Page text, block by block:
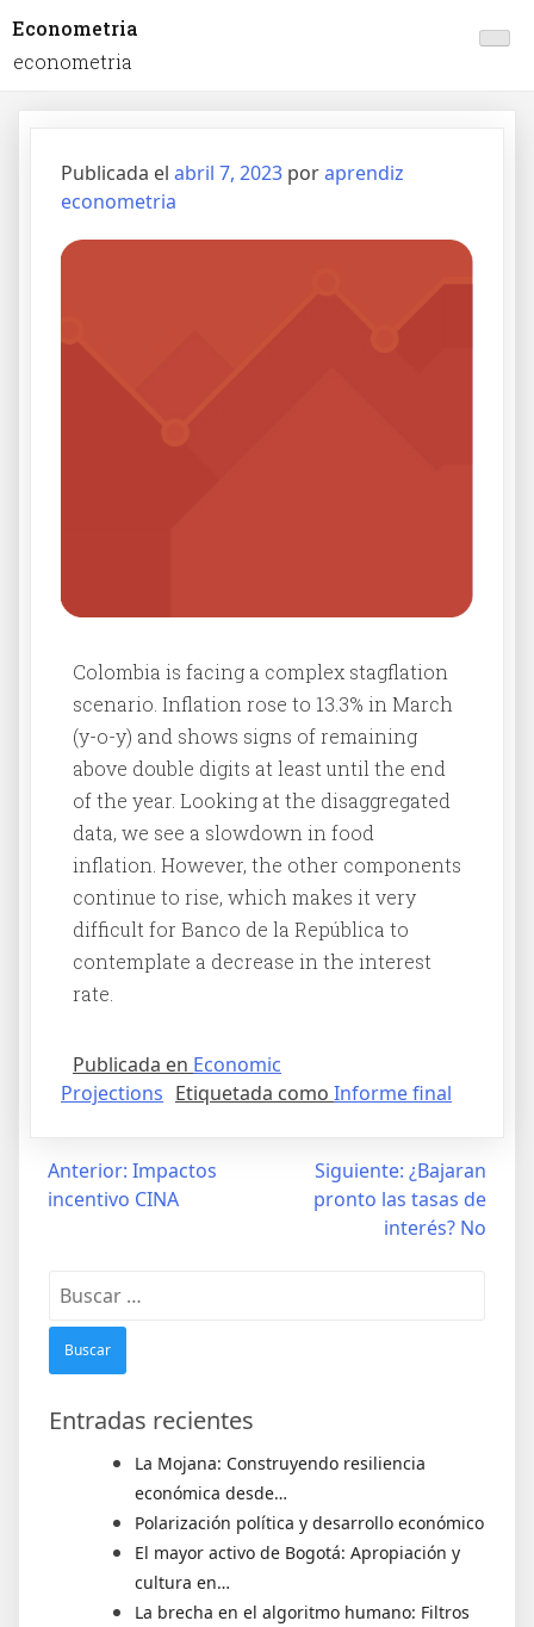
Econometria
econometria
Publicada el abril 7, 2023 poraprendiz
econometria
Colombia is facing a complex stagflation
scenario. Inflation rose to 13.3% in March
(y-o-y) and shows signs of remaining
above double digits at least until the end
of the year. Looking at the disaggregated
data, we see a slowdown in food
inflation. However, the other components
continue to rise, which makes it very
difficult for Banco de la República to
contemplate a decrease in the interest
rate.
Publicada en Economic
Projections Etiquetada como Informe final
Anterior: Impactos
incentivo CINA
Siguiente: ¿Bajaran
pronto las tasas de
interés? No
Entradas recientes
La Mojana: Construyendo resiliencia
económica desde…
Polarización política y desarrollo económico
El mayor activo de Bogotá: Apropiación y
cultura en…
La brecha en el algoritmo humano: Filtros